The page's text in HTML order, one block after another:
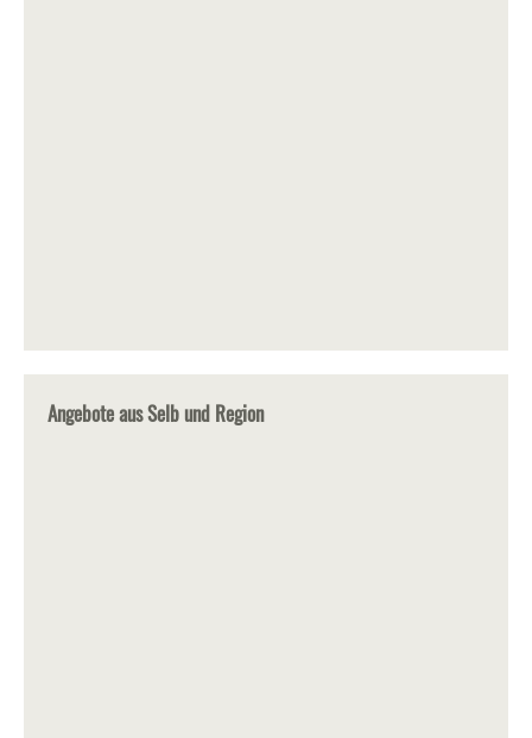
Angebote aus Selb und Region